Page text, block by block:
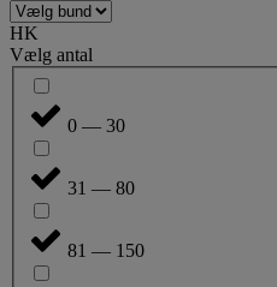
HK
Vælg antal
0 — 30
31 — 80
81 — 150